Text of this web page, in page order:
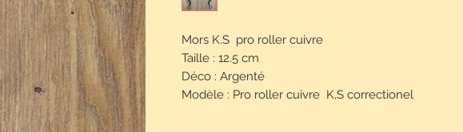
Mors K.S pro roller cuivre
Taille : 12.5 cm
Déco : Argenté
Modèle : Pro roller cuivre K,S correctionel